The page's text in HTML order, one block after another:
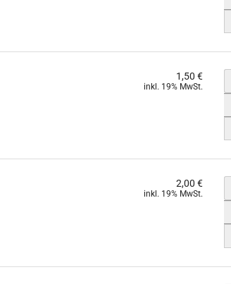
1,50 €
inkl. 19% MwSt.
2,00 €
inkl. 19% MwSt.